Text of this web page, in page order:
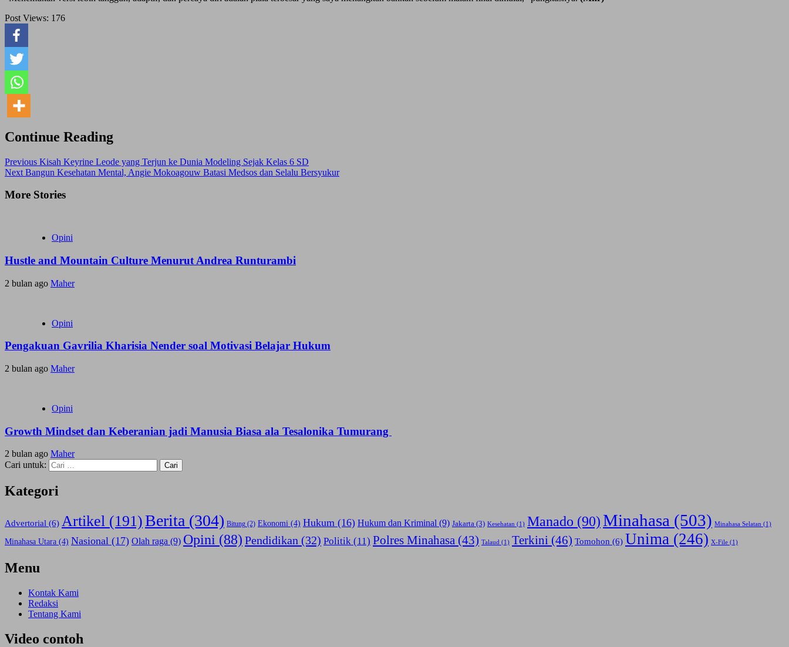
Post Views: 176
Continue Reading
Previous Kisah Keyrine Leode yang Terjun ke Dunia Modeling Sejak Kelas 6 SD
Next Bangun Kesehatan Mental, Angie Mokoagouw Batasi Medsos dan Selalu Bersyukur
More Stories
Opini
Hustle and Mountain Culture Menurut Andrea Runturambi
2 bulan ago Maher
Opini
Pengakuan Gavrilia Kharisia Nender soal Motivasi Belajar Hukum
2 bulan ago Maher
Opini
Growth Mindset dan Keberanian jadi Manusia Biasa ala Tesalonika Tumurang
2 bulan ago Maher
Cari untuk:
Kategori
Advertorial (6) Artikel (191)Berita (304) Bitung (2) Ekonomi (4) Hukum (16) Hukum dan Kriminal (9) Jakarta (3) Kesehatan (1) Manado (90) Minahasa (503) Minahasa Selatan (1)
Minahasa Utara (4) Nasional (17) Olah raga (9) Opini (88) Pendidikan (32) Politik (11) Polres Minahasa (43) Talaud (1) Terkini (46) Tomohon (6) Unima (246) X-File (1)
Menu
Kontak Kami
Redaksi
Tentang Kami
Video contoh